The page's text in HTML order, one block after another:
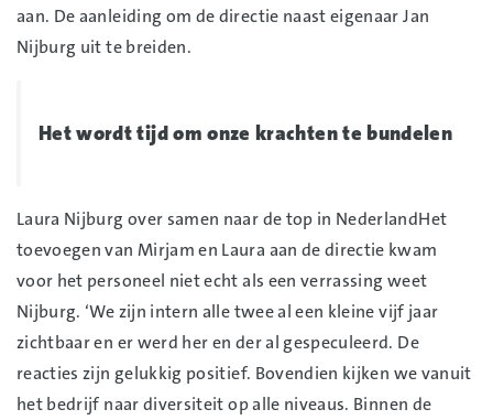
aan. De aanleiding om de directie naast eigenaar Jan
Nijburg uit te breiden.
Het wordt tijd om onze krachten te bundelen
Laura Nijburg over samen naar de top in NederlandHet
toevoegen van Mirjam en Laura aan de directie kwam
voor het personeel niet echt als een verrassing weet
Nijburg. ‘We zijn intern alle twee al een kleine vijf jaar
zichtbaar en er werd her en der al gespeculeerd. De
reacties zijn gelukkig positief. Bovendien kijken we vanuit
het bedrijf naar diversiteit op alle niveaus. Binnen de